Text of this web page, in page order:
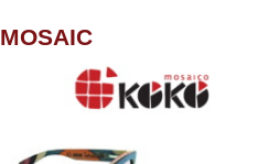
MOSAIC